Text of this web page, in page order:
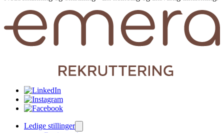
Ledige stillinger